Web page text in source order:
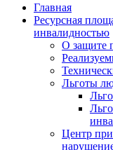
Главная
Ресурсная
инвалидностью
О защите
Льготы
Центр